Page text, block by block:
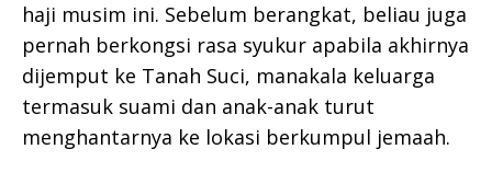
haji musim ini. Sebelum berangkat, beliau juga
pernah berkongsi rasa syukur apabila akhirnya
dijemput ke Tanah Suci, manakala keluarga
termasuk suami dan anak-anak turut
menghantarnya ke lokasi berkumpul jemaah.